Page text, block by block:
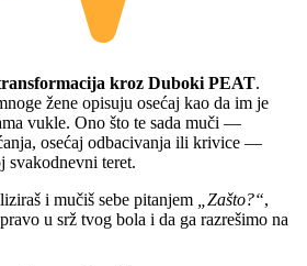
kroz Duboki PEAT.
žene opisuju osećaj kao da im je
vukle. Ono što te sada muči —
osećaj odbacivanja ili krivice —
svakodnevni teret.
i mučiš sebe pitanjem
„Zašto?“,
u srž tvog bola i da ga razrešimo na